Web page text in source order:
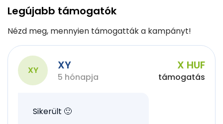
Legújabb támogatók
Nézd meg, mennyien támogatták a kampányt!
XY XY
5 hónapja
X HUF
támogatás
Sikerült 🙂